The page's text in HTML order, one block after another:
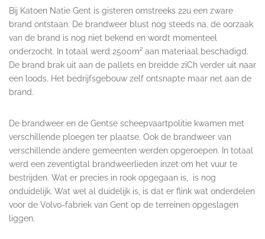
Bij Katoen Natie Gent is gisteren omstreeks 22u een zware
brand ontstaan. De brandweer blust nog steeds na. de oorzaak
van de brand is nog niet bekend en wordt momenteel
onderzocht. In totaal werd 2500m² aan materiaal beschadigd.
De brand brak uit aan de pallets en breidde ziCh verder uit naar
een loods. Het bedrijfsgebouw zelf ontsnapte maar net aan de
brand.
De brandweer en de Gentse scheepvaartpolitie kwamen met
verschillende ploegen ter plaatse. Ook de brandweer van
verschillende andere gemeenten werden opgeroepen. In totaal
werd een zeventigtal brandweerlieden inzet om het vuur te
bestrijden. Wat er precies in rook opgegaan is, is nog
onduidelijk. Wat wel al duidelijk is, is dat er flink wat onderdelen
voor de Volvo-fabriek van Gent op de terreinen opgeslagen
liggen.